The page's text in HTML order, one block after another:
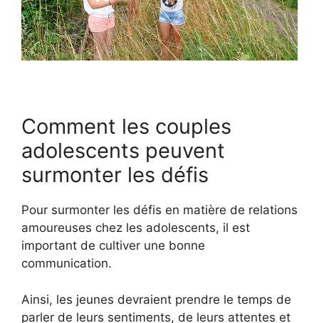
Comment les couples
adolescents peuvent
surmonter les défis
Pour surmonter les défis en matière de relations
amoureuses chez les adolescents, il est
important de cultiver une bonne
communication.
Ainsi, les jeunes devraient prendre le temps de
parler de leurs sentiments, de leurs attentes et